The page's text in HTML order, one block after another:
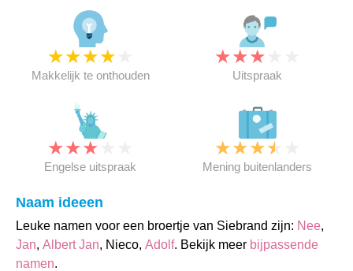
★★★★
Makkelijk te onthouden
★★★
Uitspraak
★★★
Engelse uitspraak
★★★★
Mening buitenlanders
Naam ideeen
Leuke namen voor een broertje van Siebrand zijn: Nee,
Jan, Albert Jan, Nieco, Adolf. Bekijk meer bijpassende
namen.